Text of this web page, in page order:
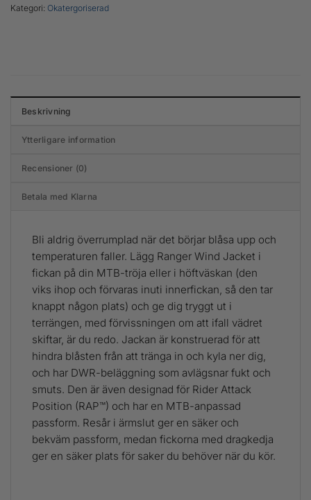
Kategori: Okatergoriserad
Beskrivning
Ytterligare information
Recensioner (0)
Betala med Klarna
Bli aldrig överrumplad när det börjar blåsa upp och
temperaturen faller. Lägg Ranger Wind Jacket i
fickan på din MTB-tröja eller i höftväskan (den
viks ihop och förvaras inuti innerfickan, så den tar
knappt någon plats) och ge dig tryggt ut i
terrängen, med förvissningen om att ifall vädret
skiftar, är du redo. Jackan är konstruerad för att
hindra blåsten från att tränga in och kyla ner dig,
och har DWR-beläggning som avlägsnar fukt och
smuts. Den är även designad för Rider Attack
Position (RAP™) och har en MTB-anpassad
passform. Resår i ärmslut ger en säker och
bekväm passform, medan fickorna med dragkedja
ger en säker plats för saker du behöver när du kör.